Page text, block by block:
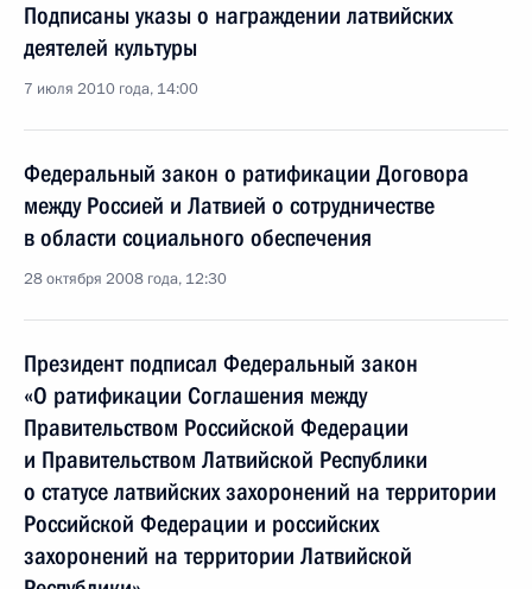
Подписаны указы о награждении латвийских
деятелей культуры
7 июля 2010 года, 14:00
Федеральный закон о ратификации Договора
между Россией и Латвией о сотрудничестве
в области социального обеспечения
28 октября 2008 года, 12:30
Президент подписал Федеральный закон
«О ратификации Соглашения между
Правительством Российской Федерации
и Правительством Латвийской Республики
о статусе латвийских захоронений на территории
Российской Федерации и российских
захоронений на территории Латвийской